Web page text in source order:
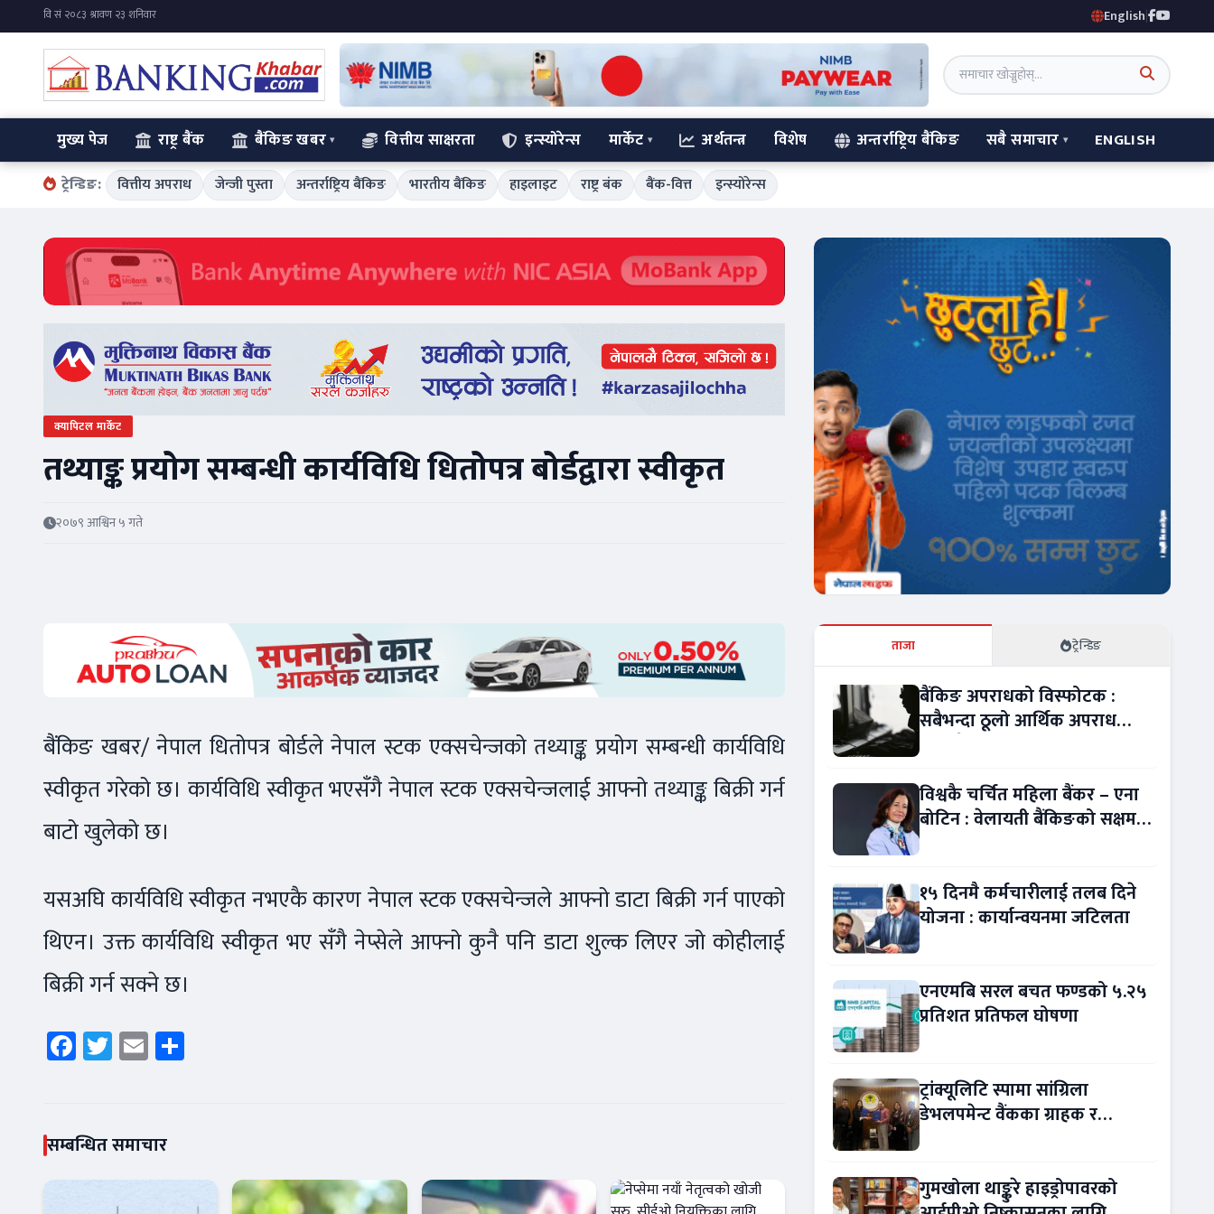
English|
मुख्य पेज राष्ट्र बैंक बैंकिङ खबर वित्तीय साक्षरता इन्स्योरेन्स मार्केट अर्थतन्त्र विशेष अन्तर्राष्ट्रिय बैंकिङ सबै समाचार ENGLISH
ट्रेन्डिङ: वित्तीय अपराध जेन्जी पुस्ता अन्तर्राष्ट्रिय बैंकिङ भारतीय बैंकिङ हाइलाइट राष्ट्र बंक बैंक-वित्त इन्स्योरेन्स
क्यापिटल मार्केट
तथ्याङ्क प्रयोग सम्बन्धी कार्यविधि धितोपत्र बोर्डद्वारा स्वीकृत
२०७९ आश्विन ५ गते
बैंकिङ खबर/ नेपाल धितोपत्र बोर्डले नेपाल स्टक एक्सचेन्जको तथ्याङ्क प्रयोग सम्बन्धी कार्यविधि
स्वीकृत गरेको छ। कार्यविधि स्वीकृत भएसँगै नेपाल स्टक एक्सचेन्जलाई आफ्नो तथ्याङ्क बिक्री गर्न
बाटो खुलेको छ।
यसअघि कार्यविधि स्वीकृत नभएकै कारण नेपाल स्टक एक्सचेन्जले आफ्नो डाटा बिक्री गर्न पाएको
थिएन। उक्त कार्यविधि स्वीकृत भए सँगै नेप्सेले आफ्नो कुनै पनि डाटा शुल्क लिएर जो कोहीलाई
बिक्री गर्न सक्ने छ।
Facebook
Twitter
Email
सम्बन्धित समाचार
ताजा ट्रेन्डिङ
बैंकिङ अपराधको विस्फोटक :
सबैभन्दा ठूलो आर्थिक अपराध
विश्वकै चर्चित महिला बैंकर – एना
बोटिन : वेलायती बैंकिङको सक्षम
१५ दिनमै कर्मचारीलाई तलब दिने
योजना : कार्यान्वयनमा जटिलता
एनएमबि सरल बचत फण्डको ५.२५
प्रतिशत प्रतिफल घोषणा
ट्रांक्यूलिटि स्पामा सांग्रिला
डेभलपमेन्ट वैंकका ग्राहक र
गुमखोला थाङ्कुरे हाइड्रोपावरको